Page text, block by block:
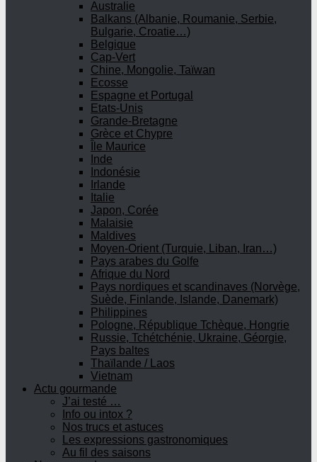
Australie
Balkans (Albanie, Roumanie, Serbie,
Bulgarie, Croatie…)
Belgique
Cap-Vert
Chine, Mongolie, Taïwan
Ecosse
Espagne et Portugal
Etats-Unis
Grande-Bretagne
Grèce et Chypre
Île Maurice
Inde
Indonésie
Irlande
Italie
Japon, Corée
Malaisie
Maldives
Moyen-Orient (Turquie, Liban, Iran…)
Pays arabes du Golfe
Afrique du Nord
Pays nordiques et scandinaves (Norvège,
Suède, Finlande, Islande, Danemark)
Philippines
Pologne, République Tchèque, Hongrie
Russie, Tchétchénie, Ukraine, Géorgie,
Pays baltes
Thaïlande / Laos
Vietnam
Actu gourmande
J’ai testé …
Info ou intox ?
Nos trucs et astuces
Les expressions gastronomiques
Au fil des saisons